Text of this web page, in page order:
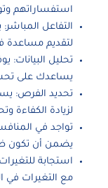
استفساراتهم
التفاعل
لتقديم مساعدة
تحليل البيانات:
يساعدك على
تحديد الفرص:
لزيادة الكفاءة
تواجد في
يضمن أن تكون
استجابة
مع التغيرات في